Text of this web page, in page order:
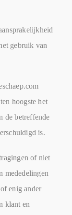
gebruik van
hoogste het
de betreffende
is.
of niet
mededelingen
enig ander
klant en